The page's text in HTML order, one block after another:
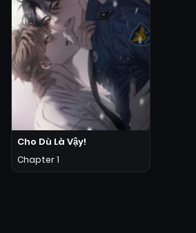
Cho Dù Là Vậy!
Chapter 1